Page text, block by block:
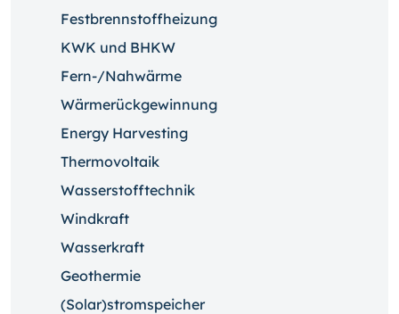
Festbrennstoffheizung
KWK und BHKW
Fern-/Nahwärme
Wärmerückgewinnung
Energy Harvesting
Thermovoltaik
Wasserstofftechnik
Windkraft
Wasserkraft
Geothermie
(Solar)stromspeicher